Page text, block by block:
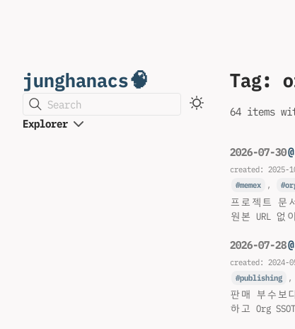
junghanacs🧠
Search
Explorer
Tag:
64 items
2026-07-30
created: 2025-
memex
,
프로젝트 문
원본 URL
2026-07-28
created: 2024-
publishing
,
판매 부수보
하고 Org